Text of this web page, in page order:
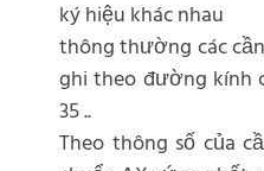
ký hiệu khác nhau
thông thường các cần
ghi theo đường kính
35 ..
Theo thông số của